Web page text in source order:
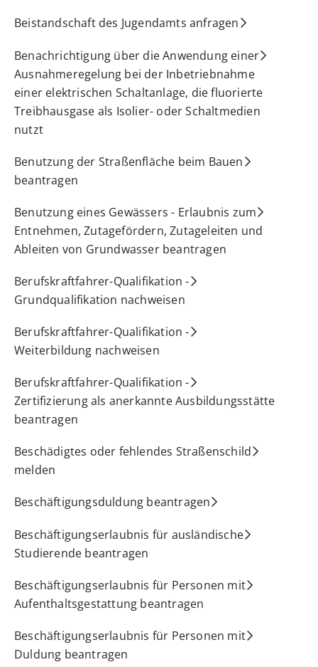
Beistandschaft des Jugendamts anfragen
Benachrichtigung über die Anwendung einer
Ausnahmeregelung bei der Inbetriebnahme
einer elektrischen Schaltanlage, die fluorierte
Treibhausgase als Isolier- oder Schaltmedien
nutzt
Benutzung der Straßenfläche beim Bauen
beantragen
Benutzung eines Gewässers - Erlaubnis zum
Entnehmen, Zutagefördern, Zutageleiten und
Ableiten von Grundwasser beantragen
Berufskraftfahrer-Qualifikation -
Grundqualifikation nachweisen
Berufskraftfahrer-Qualifikation -
Weiterbildung nachweisen
Berufskraftfahrer-Qualifikation -
Zertifizierung als anerkannte Ausbildungsstätte
beantragen
Beschädigtes oder fehlendes Straßenschild
melden
Beschäftigungsduldung beantragen
Beschäftigungserlaubnis für ausländische
Studierende beantragen
Beschäftigungserlaubnis für Personen mit
Aufenthaltsgestattung beantragen
Beschäftigungserlaubnis für Personen mit
Duldung beantragen